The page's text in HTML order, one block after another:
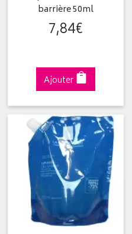
barrière 50ml
7,84€
Ajouter